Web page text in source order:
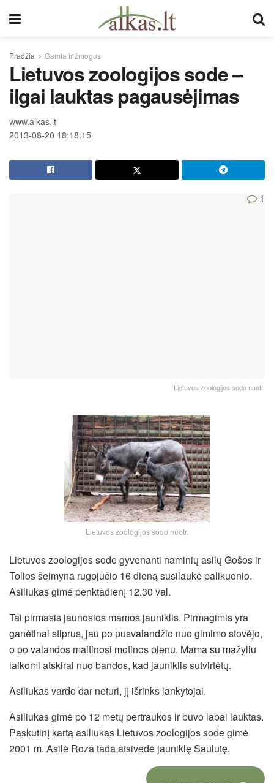
Pradžia Gamta ir žmogus
Lietuvos zoologijos sode –
ilgai lauktas pagausėjimas
www.alkas.lt
2013-08-20 18:18:15
1
Lietuvos zoologijos sodo nuotr.
Lietuvos zoologijos sodo nuotr.
Lietuvos zoologijos sode gyvenanti naminių asilų Gošos ir
Tolios šeimyna rugpjūčio 16 dieną susilaukė palikuonio.
Asiliukas gimė penktadienį 12.30 val.
Tai pirmasis jaunosios mamos jauniklis. Pirmagimis yra
ganėtinai stiprus, jau po pusvalandžio nuo gimimo stovėjo,
o po valandos maitinosi motinos pienu. Mama su mažyliu
laikomi atskirai nuo bandos, kad jauniklis sutvirtėtų.
Asiliukas vardo dar neturi, jį išrinks lankytojai.
Asiliukas gimė po 12 metų pertraukos ir buvo labai lauktas.
Paskutinį kartą asiliukas Lietuvos zoologijos sode gimė
2001 m. Asilė Roza tada atsivedė jauniklę Saulutę.